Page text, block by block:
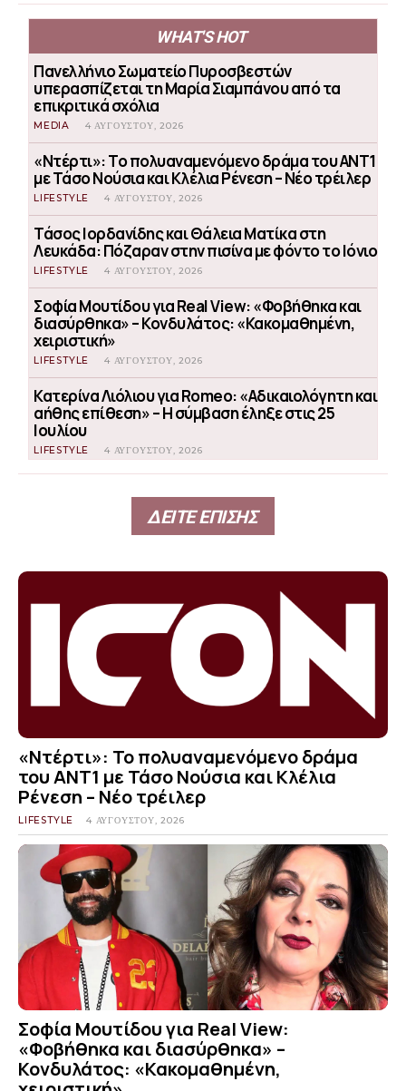
WHAT'S HOT
Πανελλήνιο Σωματείο Πυροσβεστών
υπερασπίζεται τη Μαρία Σιαμπάνου από τα
επικριτικά σχόλια
MEDIA 4 ΑΥΓΟΎΣΤΟΥ, 2026
«Ντέρτι»: Το πολυαναμενόμενο δράμα του ΑΝΤ1
με Τάσο Νούσια και Κλέλια Ρένεση – Νέο τρέιλερ
LIFESTYLE 4 ΑΥΓΟΎΣΤΟΥ, 2026
Τάσος Ιορδανίδης και Θάλεια Ματίκα στη
Λευκάδα: Πόζαραν στην πισίνα με φόντο το Ιόνιο
LIFESTYLE 4 ΑΥΓΟΎΣΤΟΥ, 2026
Σοφία Μουτίδου για Real View: «Φοβήθηκα και
διασύρθηκα» – Κονδυλάτος: «Κακομαθημένη,
χειριστική»
LIFESTYLE 4 ΑΥΓΟΎΣΤΟΥ, 2026
Κατερίνα Λιόλιου για Romeo: «Αδικαιολόγητη και
αήθης επίθεση» – Η σύμβαση έληξε στις 25
Ιουλίου
LIFESTYLE 4 ΑΥΓΟΎΣΤΟΥ, 2026
ΔΕΙΤΕ ΕΠΙΣΗΣ
«Ντέρτι»: Το πολυαναμενόμενο δράμα
του ΑΝΤ1 με Τάσο Νούσια και Κλέλια
Ρένεση – Νέο τρέιλερ
LIFESTYLE 4 ΑΥΓΟΎΣΤΟΥ, 2026
Σοφία Μουτίδου για Real View:
«Φοβήθηκα και διασύρθηκα» –
Κονδυλάτος: «Κακομαθημένη,